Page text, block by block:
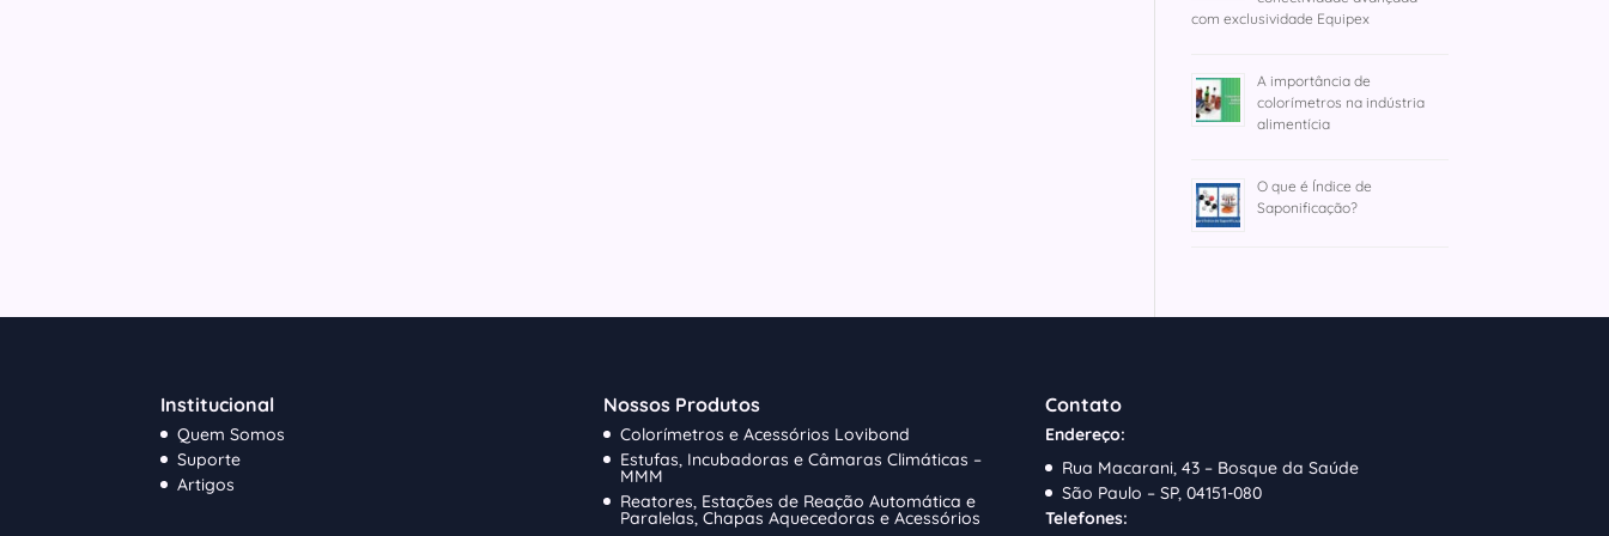
com exclusividade Equipex
A importância de
colorímetros na indústria
alimentícia
O que é Índice de
Saponificação?
Institucional
Quem Somos
Suporte
Artigos
Nossos Produtos
Colorímetros e Acessórios Lovibond
Estufas, Incubadoras e Câmaras Climáticas –
MMM
Reatores, Estações de Reação Automática e
Paralelas, Chapas Aquecedoras e Acessórios
Contato
Endereço:
Rua Macarani, 43 – Bosque da Saúde
São Paulo – SP, 04151-080
Telefones: